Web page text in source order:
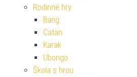
Rodinné hry
Bang
Catan
Karak
Ubongo
Škola s hrou